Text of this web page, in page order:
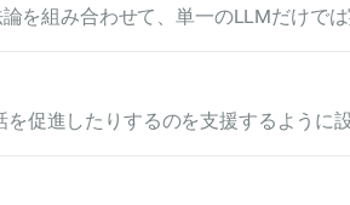
を組み合わせて、単一のLLMだけで
してロジックやコーディングなどの
ントの強みを活用しながら、LLM全
促進したりするのを支援するように